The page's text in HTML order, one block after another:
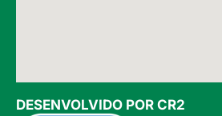
DESENVOLVIDO POR CR2